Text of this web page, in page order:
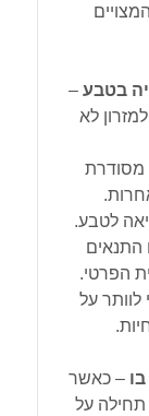
בטבע –
לא
לטבע.
התנאים
הפרטי.
על
– כאשר
תחילה על